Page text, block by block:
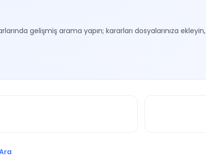
gelişmiş arama yapın; kararları dosyalarınıza